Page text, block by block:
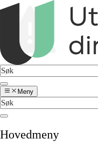
Meny
Hovedmeny